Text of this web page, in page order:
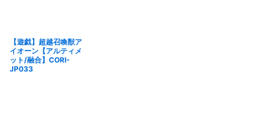
【遊戯】超越召喚獣ア
イオーン【アルティメ
ット/融合】CORI-
JP033